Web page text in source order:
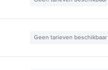
Geen tarieven beschikbaar